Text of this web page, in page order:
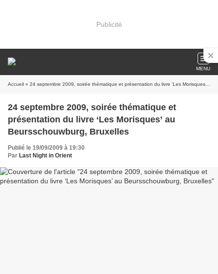
Publicité
MENU
Accueil » 24 septembre 2009, soirée thématique et présentation du livre ‘Les Morisques’ au Beursschouwburg, Bruxelles
24 septembre 2009, soirée thématique et
présentation du livre ‘Les Morisques’ au
Beursschouwburg, Bruxelles
Publié le 19/09/2009 à 19:30
Par Last Night in Orient